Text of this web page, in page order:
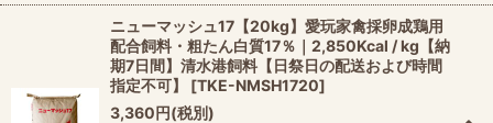
ニューマッシュ17【20kg】愛玩家禽採卵成鶏用
配合飼料・粗たん白質17％｜2,850Kcal / kg【納
期7日間】清水港飼料【日祭日の配送および時間
指定不可】
[TKE-NMSH1720]
3,360円(税別)